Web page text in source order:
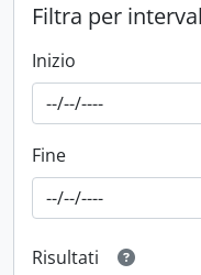
Filtra per
Inizio
Fine
Risultati